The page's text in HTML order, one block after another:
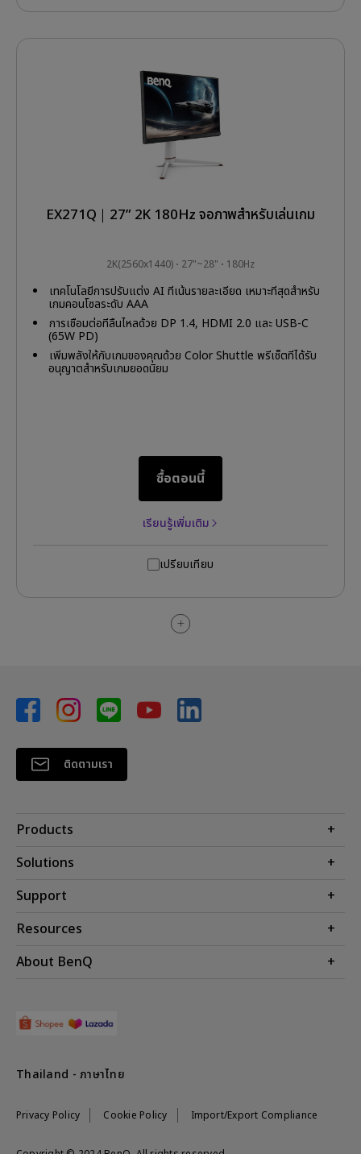
EX271Q｜27” 2K 180Hz จอภาพสำหรับเล่นเกม
2K(2560x1440) 27"~28" 180Hz
เทคโนโลยีการปรับแต่ง AI ที่เน้นรายละเอียด เหมาะที่สุดสำหรับ
เกมคอนโซลระดับ AAA
การเชื่อมต่อที่ลื่นไหลด้วย DP 1.4, HDMI 2.0 และ USB-C
(65W PD)
เพิ่มพลังให้กับเกมของคุณด้วย Color Shuttle พรีเซ็ตที่ได้รับ
อนุญาตสำหรับเกมยอดนิยม
ซื้อตอนนี้
เรียนรู้เพิ่มเติม
เปรียบเทียบ
ติดตามเรา
Products
โปรเจคเตอร์
โคมไฟ
Solutions
BenQ AQCOLOR Technology
จอภาพ Eye-Care
สำหรับภาคธุรกิจ
Support
ติดต่อเรา
ศูนย์บริการ
Resources
คำนวณระยะทางฉายโปรเจคเตอร์
About BenQ
ข่าวสาร
Lazada Official Store
Privacy Policy Cookie Policy Import/Export Compliance
Thailand - ภาษาไทย